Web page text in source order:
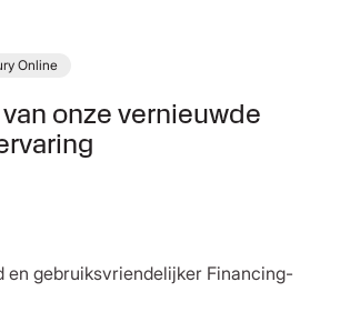
Online
onze vernieuwde
en gebruiksvriendelijker Financing-